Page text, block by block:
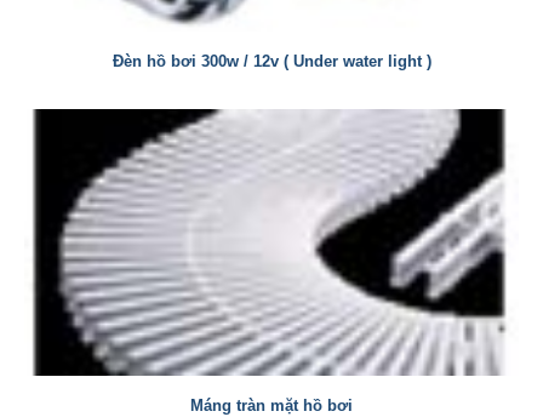
Đèn hồ bơi 300w / 12v ( Under water light )
Máng tràn mặt hồ bơi